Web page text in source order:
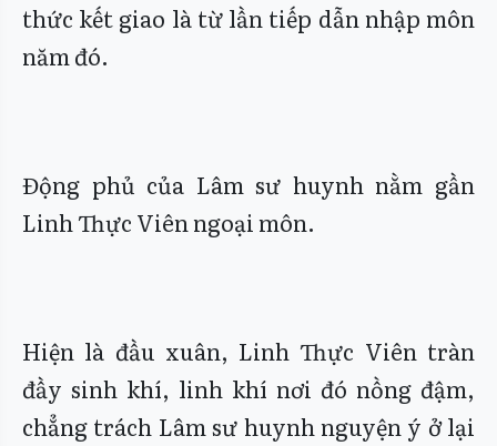
thức kết giao là từ lần tiếp dẫn nhập môn
năm đó.
Động phủ của Lâm sư huynh nằm gần
Linh Thực Viên ngoại môn.
Hiện là đầu xuân, Linh Thực Viên tràn
đầy sinh khí, linh khí nơi đó nồng đậm,
chẳng trách Lâm sư huynh nguyện ý ở lại